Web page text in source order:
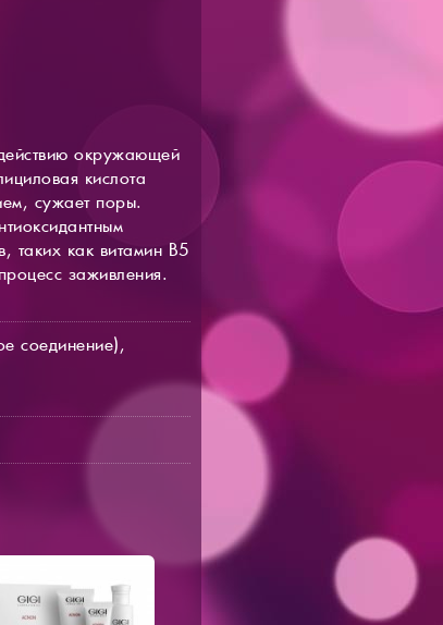
окружающей
кислота
сужает поры.
таких как витамин В5
заживления.
соединение),